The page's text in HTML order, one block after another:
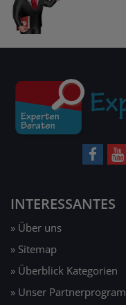
INTERESSANTES
» Über uns
» Sitemap
» Überblick Kategorien
» Unser